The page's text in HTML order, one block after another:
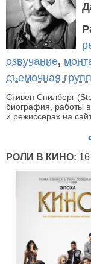
озвучание,
съемочная
Стивен Спилберг
биография, работы
и режиссерах на
РОЛИ В КИНО: 16